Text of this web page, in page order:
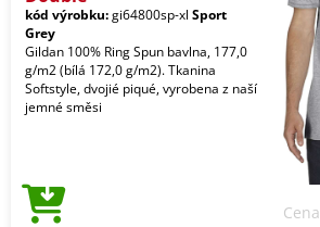
kód výrobku:gi64800sp-xl Sport
Grey
Gildan 100% Ring Spun bavlna, 177,0
g/m2 (bílá 172,0 g/m2). Tkanina
Softstyle, dvojié piqué, vyrobena z naší
jemné směsi